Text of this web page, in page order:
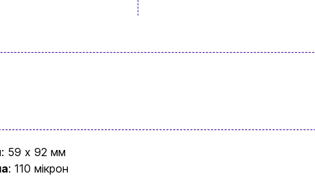
: 59 х 92 мм
: 110 мікрон